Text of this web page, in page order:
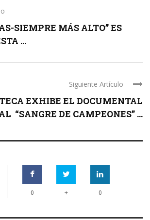
SIEMPRE MÁS ALTO” ES
...
Siguiente Artículo
EXHIBE EL DOCUMENTAL
“SANGRE DE CAMPEONES” ...
0 + 0